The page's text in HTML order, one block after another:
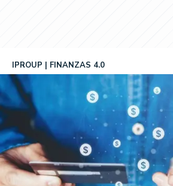
IPROUP FINANZAS 4.0